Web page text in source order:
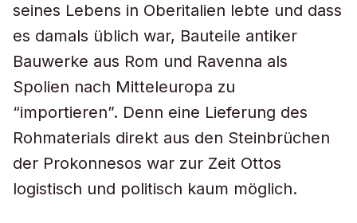
seines Lebens in Oberitalien lebte und dass
es damals üblich war, Bauteile antiker
Bauwerke aus Rom und Ravenna als
Spolien nach Mitteleuropa zu
“importieren”. Denn eine Lieferung des
Rohmaterials direkt aus den Steinbrüchen
der Prokonnesos war zur Zeit Ottos
logistisch und politisch kaum möglich.